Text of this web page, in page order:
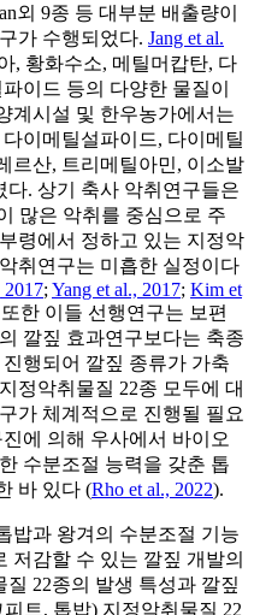
외 9종 등 대부분 배출량이
가 수행되었다. Jang et al.
, 황화수소, 메틸머캅탄, 다
이드 등의 다양한 물질이
계시설 및 한우농가에서는
이메틸설파이드, 다이메틸
르산, 트리메틸아민, 이소발
. 상기 축사 악취연구들은
많은 악취를 중심으로 주
령에서 정하고 있는 지정악
취연구는 미흡한 실정이다
2017; Yang et al., 2017; Kim et
한 이들 선행연구는 보편
깔짚 효과연구보다는 축종
행되어 깔짚 종류가 가축
정악취물질 22종 모두에 대
가 체계적으로 진행될 필요
에 의해 우사에서 바이오
수분조절 능력을 갖춘 톱
바 있다 (Rho et al., 2022).
밥과 왕겨의 수분조절 기능
저감할 수 있는 깔짚 개발의
22종의 발생 특성과 깔짚
트, 톱밥) 지정악취물질 22